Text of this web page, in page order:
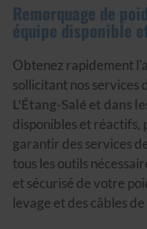
Remorquage de
équipe disponible
Obtenez rapidement
sollicitant nos services
L'Étang-Salé et dans
disponibles et réactifs,
garantir des services
tous les outils
et sécurisé de votre
levage et des câbles